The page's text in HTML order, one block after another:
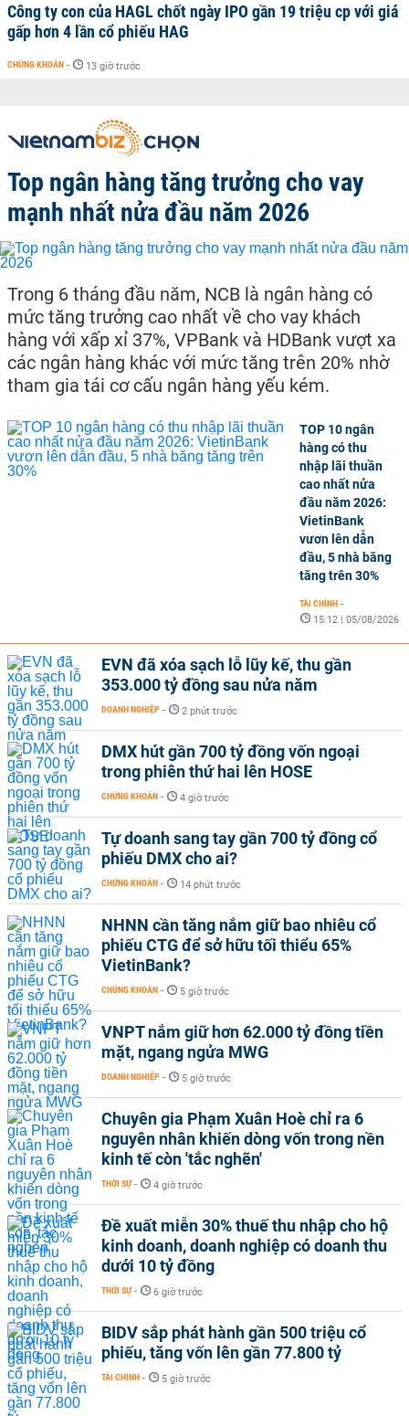
Công ty con của HAGL chốt ngày IPO gần 19 triệu cp với giá
gấp hơn 4 lần cổ phiếu HAG
CHỨNG KHOÁN - 13 giờ trước
Top ngân hàng tăng trưởng cho vay
mạnh nhất nửa đầu năm 2026
Trong 6 tháng đầu năm, NCB là ngân hàng có
mức tăng trưởng cao nhất về cho vay khách
hàng với xấp xỉ 37%, VPBank và HDBank vượt xa
các ngân hàng khác với mức tăng trên 20% nhờ
tham gia tái cơ cấu ngân hàng yếu kém.
TOP 10 ngân
hàng có thu
nhập lãi thuần
cao nhất nửa
đầu năm 2026:
VietinBank
vươn lên dẫn
đầu, 5 nhà băng
tăng trên 30%
TÀI CHÍNH -
15:12 | 05/08/2026
EVN đã xóa sạch lỗ lũy kế, thu gần
353.000 tỷ đồng sau nửa năm
DOANH NGHIỆP - 2 phút trước
DMX hút gần 700 tỷ đồng vốn ngoại
trong phiên thứ hai lên HOSE
CHỨNG KHOÁN - 4 giờ trước
Tự doanh sang tay gần 700 tỷ đồng cổ
phiếu DMX cho ai?
CHỨNG KHOÁN - 14 phút trước
NHNN cần tăng nắm giữ bao nhiêu cổ
phiếu CTG để sở hữu tối thiểu 65%
VietinBank?
CHỨNG KHOÁN - 5 giờ trước
VNPT nắm giữ hơn 62.000 tỷ đồng tiền
mặt, ngang ngửa MWG
DOANH NGHIỆP - 5 giờ trước
Chuyên gia Phạm Xuân Hoè chỉ ra 6
nguyên nhân khiến dòng vốn trong nền
kinh tế còn 'tắc nghẽn'
THỜI SỰ - 4 giờ trước
Đề xuất miễn 30% thuế thu nhập cho hộ
kinh doanh, doanh nghiệp có doanh thu
dưới 10 tỷ đồng
THỜI SỰ - 6 giờ trước
BIDV sắp phát hành gần 500 triệu cổ
phiếu, tăng vốn lên gần 77.800 tỷ
TÀI CHÍNH - 5 giờ trước